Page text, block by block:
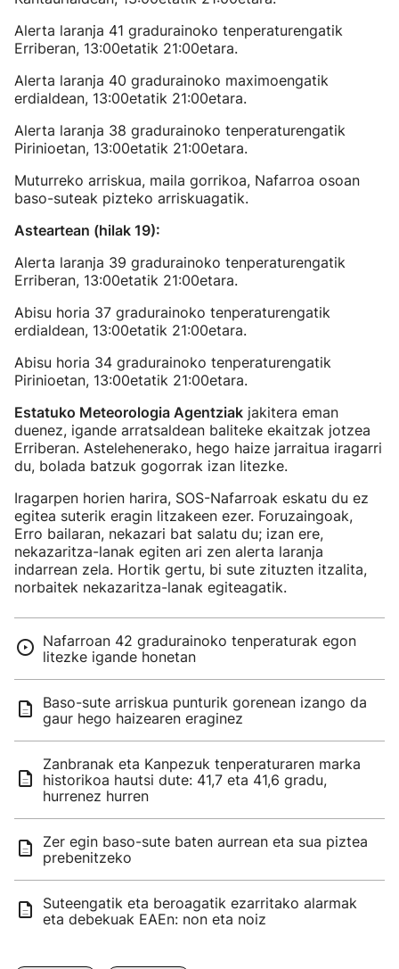
Alerta laranja 41 gradurainoko tenperaturengatik
Erriberan, 13:00etatik 21:00etara.
Alerta laranja 40 gradurainoko maximoengatik
erdialdean, 13:00etatik 21:00etara.
Alerta laranja 38 gradurainoko tenperaturengatik
Pirinioetan, 13:00etatik 21:00etara.
Muturreko arriskua, maila gorrikoa, Nafarroa osoan
baso-suteak pizteko arriskuagatik.
Asteartean (hilak 19):
Alerta laranja 39 gradurainoko tenperaturengatik
Erriberan, 13:00etatik 21:00etara.
Abisu horia 37 gradurainoko tenperaturengatik
erdialdean, 13:00etatik 21:00etara.
Abisu horia 34 gradurainoko tenperaturengatik
Pirinioetan, 13:00etatik 21:00etara.
Estatuko Meteorologia Agentziak jakitera eman
duenez, igande arratsaldean baliteke ekaitzak jotzea
Erriberan. Astelehenerako, hego haize jarraitua iragarri
du, bolada batzuk gogorrak izan litezke.
Iragarpen horien harira, SOS-Nafarroak eskatu du ez
egitea suterik eragin litzakeen ezer. Foruzaingoak,
Erro bailaran, nekazari bat salatu du; izan ere,
nekazaritza-lanak egiten ari zen alerta laranja
indarrean zela. Hortik gertu, bi sute zituzten itzalita,
norbaitek nekazaritza-lanak egiteagatik.
Nafarroan 42 gradurainoko tenperaturak egon
litezke igande honetan
Baso-sute arriskua punturik gorenean izango da
gaur hego haizearen eraginez
Zanbranak eta Kanpezuk tenperaturaren marka
historikoa hautsi dute: 41,7 eta 41,6 gradu,
hurrenez hurren
Zer egin baso-sute baten aurrean eta sua piztea
prebenitzeko
Suteengatik eta beroagatik ezarritako alarmak
eta debekuak EAEn: non eta noiz